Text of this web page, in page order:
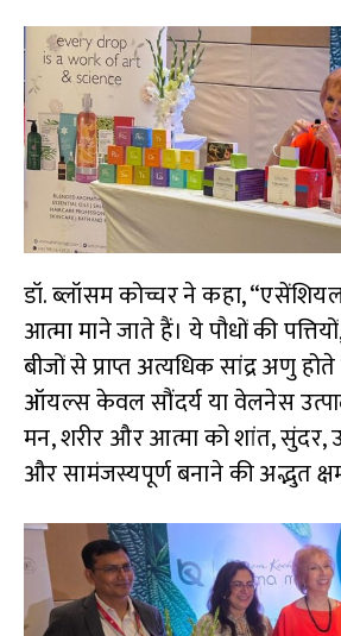
डॉ. ब्लॉसम कोच्चर ने कहा,
आत्मा माने जाते हैं। ये पौधों की
बीजों से प्राप्त अत्यधिक सांद्र अणु
ऑयल्स केवल सौंदर्य या वेलनेस
मन, शरीर और आत्मा को शांत, सुंदर,
और सामंजस्यपूर्ण बनाने की अद्भुत